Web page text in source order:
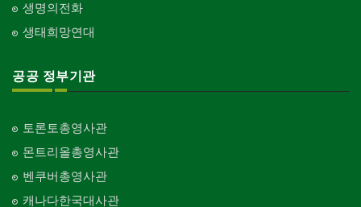
생명의전화
생태희망연대
공공 정부기관
토론토총영사관
몬트리올총영사관
벤쿠버총영사관
캐나다한국대사관